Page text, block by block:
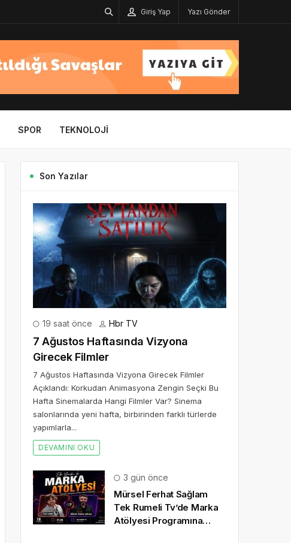
Giriş Yap Yazı Gönder
SPOR TEKNOLOJI
Son Yazılar
19 saat önce Hbr TV
7 Ağustos Haftasında Vizyona
Girecek Filmler
7 Ağustos Haftasında Vizyona Girecek Filmler
Açıklandı: Korkudan Animasyona Zengin Seçki Bu
Hafta Sinemalarda Hangi Filmler Var? Sinema
salonlarında yeni hafta, birbirinden farklı türlerde
yapımlarla...
DEVAMINI OKU
3 gün önce
Mürsel Ferhat Sağlam
Tek Rumeli Tv’de Marka
Atölyesi Programına